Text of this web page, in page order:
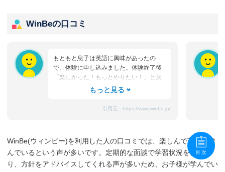
WinBeの口コミ
もともと息子は英語に興味があったの
で、体験に申し込みました。体験終了後
「楽しかった！もっとやりたい！」と戻
ってきたのを鮮明に覚えています。
後、すぐに効果を感じました。TVCMか
すぐにlisteningの力がつくのだろう
か！？とびっくりしました。 その後、
「読む、書く」も力をつけるために、フ
引用元： https://www.winbe.jp/
WinBe(ウィンビー)を利用した人の口コミでは、楽しんで英語を学
んでいるという声が多いです。定期的な面談で学習状況を教えた
り、方針をアドバイスしてくれる声が多いため、お子様が学んでい
目次